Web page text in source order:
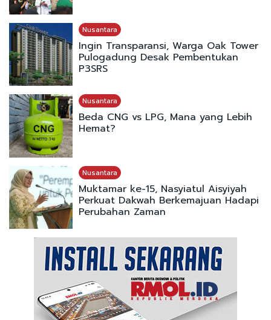
Nusantara
Ingin Transparansi, Warga Oak Tower
Pulogadung Desak Pembentukan
P3SRS
Nusantara
Beda CNG vs LPG, Mana yang Lebih
Hemat?
Nusantara
Muktamar ke-15, Nasyiatul Aisyiyah
Perkuat Dakwah Berkemajuan Hadapi
Perubahan Zaman